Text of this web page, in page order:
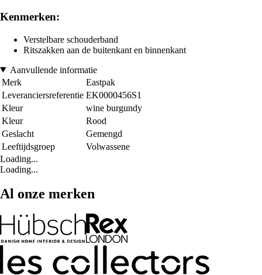
Kenmerken:
Verstelbare schouderband
Ritszakken aan de buitenkant en binnenkant
Aanvullende informatie
Merk
Eastpak
Leveranciersreferentie EK0000456S1
Kleur
wine burgundy
Kleur
Rood
Geslacht
Gemengd
Leeftijdsgroep
Volwassene
Loading...
Loading...
Al onze merken